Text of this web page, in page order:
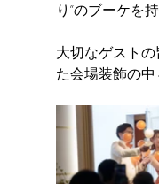
り”のブーケを
大切なゲストの
た会場装飾の中